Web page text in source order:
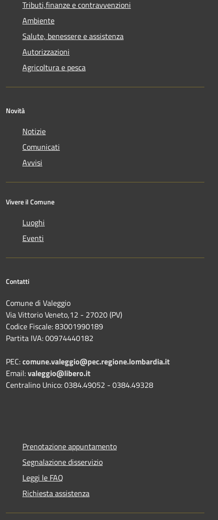
Tributi,finanze e contravvenzioni
Ambiente
Salute, benessere e assistenza
Autorizzazioni
Agricoltura e pesca
Novità
Notizie
Comunicati
Avvisi
Vivere il Comune
Luoghi
Eventi
Contatti
Comune di Valeggio
Via Vittorio Veneto,12 - 27020 (PV)
Codice Fiscale: 83001990189
Partita IVA: 00974440182
PEC:comune.valeggio@pec.regione.lombardia.it
Email:valeggio@libero.it
Centralino Unico: 0384.49052 - 0384.49328
Prenotazione appuntamento
Segnalazione disservizio
Leggi le FAQ
Richiesta assistenza